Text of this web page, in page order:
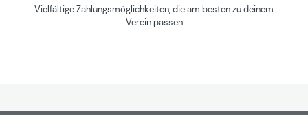
Vielfältige Zahlungsmöglichkeiten, die am besten zu deinem
Verein passen